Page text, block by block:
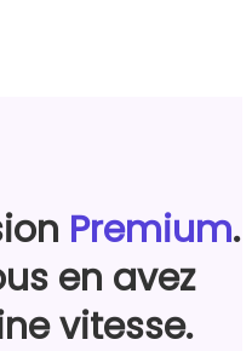
Premium.
en avez
vitesse.